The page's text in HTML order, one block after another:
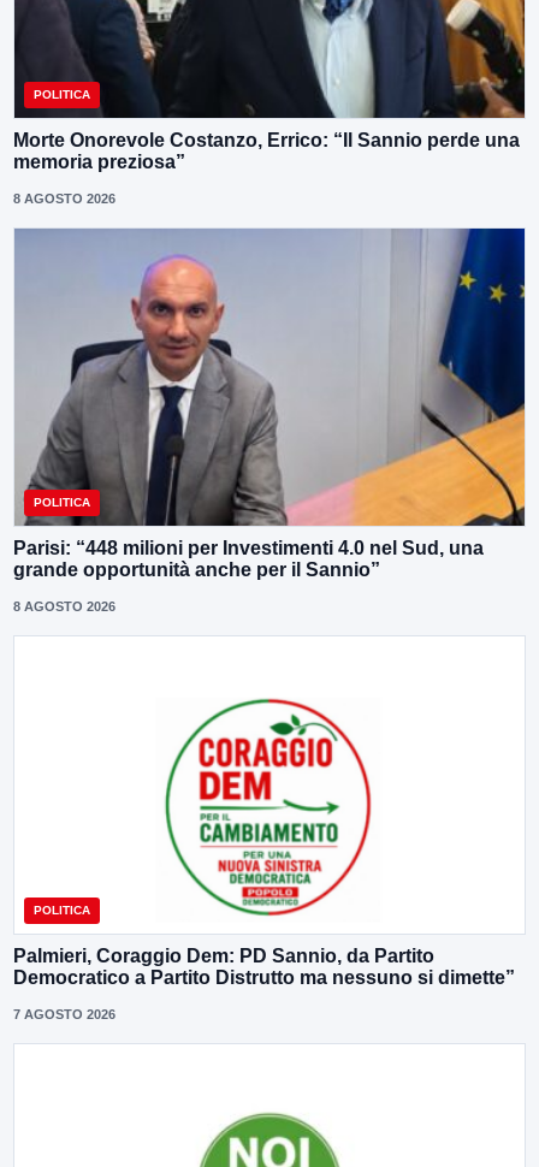
POLITICA
Morte Onorevole Costanzo, Errico: “Il Sannio perde una
memoria preziosa”
8 AGOSTO 2026
POLITICA
Parisi: “448 milioni per Investimenti 4.0 nel Sud, una
grande opportunità anche per il Sannio”
8 AGOSTO 2026
POLITICA
Palmieri, Coraggio Dem: PD Sannio, da Partito
Democratico a Partito Distrutto ma nessuno si dimette”
7 AGOSTO 2026